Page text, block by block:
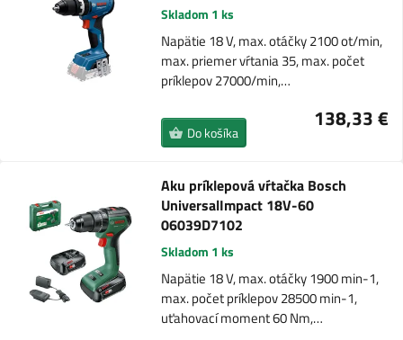
Skladom 1 ks
Napätie 18 V, max. otáčky 2100 ot/min,
max. priemer vŕtania 35, max. počet
príklepov 27000/min,…
138,33 €
Do košíka
Aku príklepová vŕtačka Bosch
UniversalImpact 18V-60
06039D7102
Skladom 1 ks
Napätie 18 V, max. otáčky 1900 min-1,
max. počet príklepov 28500 min-1,
uťahovací moment 60 Nm,…